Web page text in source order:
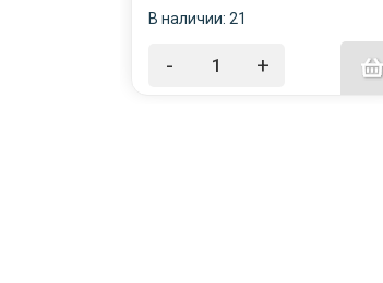
В наличии: 21
- +